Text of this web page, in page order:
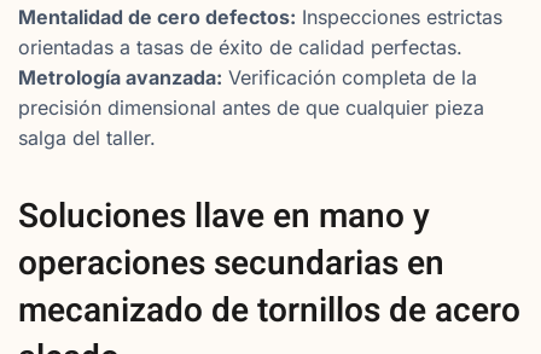
Mentalidad de cero defectos: Inspecciones estrictas
orientadas a tasas de éxito de calidad perfectas.
Metrología avanzada: Verificación completa de la
precisión dimensional antes de que cualquier pieza
salga del taller.
Soluciones llave en mano y
operaciones secundarias en
mecanizado de tornillos de acero